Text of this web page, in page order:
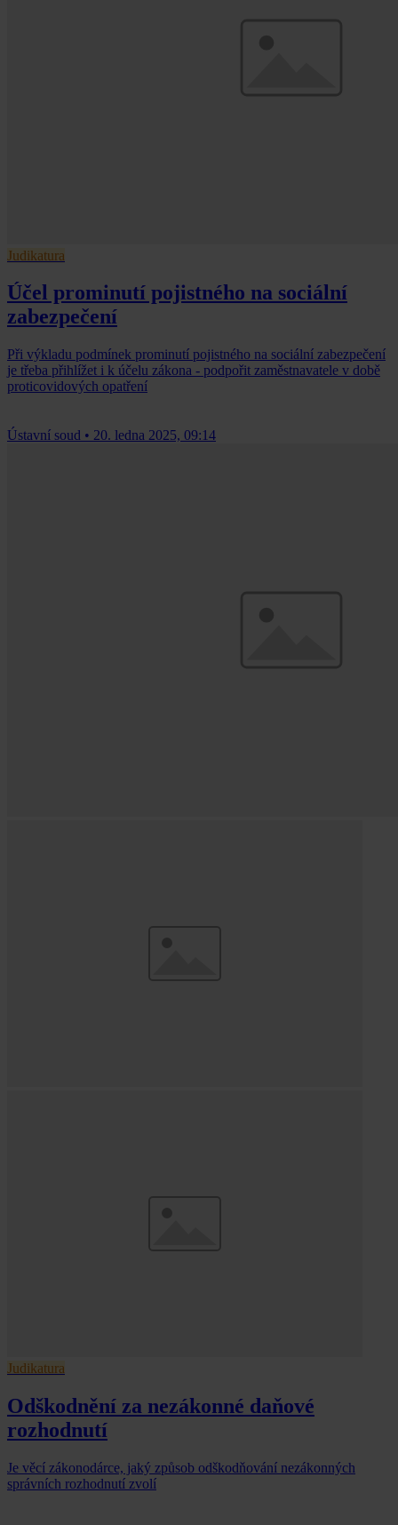
Judikatura
Účel prominutí pojistného na sociální
zabezpečení
Při výkladu podmínek prominutí pojistného na sociální zabezpečení
je třeba přihlížet i k účelu zákona - podpořit zaměstnavatele v době
proticovidových opatření
Ústavní soud • 20. ledna 2025, 09:14
Judikatura
Odškodnění za nezákonné daňové
rozhodnutí
Je věcí zákonodárce, jaký způsob odškodňování nezákonných
správních rozhodnutí zvolí